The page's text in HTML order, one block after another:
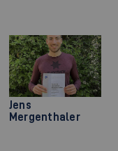
Jens
Mergenthaler